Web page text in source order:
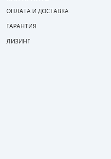
ОПЛАТА И ДОСТАВКА
ГАРАНТИЯ
ЛИЗИНГ